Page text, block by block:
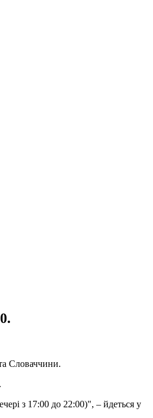
Словаччини.
з 17:00 до 22:00)", – йдеться у